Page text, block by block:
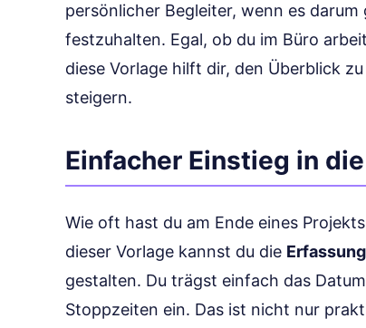
persönlicher Begleiter, wenn es
festzuhalten. Egal, ob du im Büro
diese Vorlage hilft dir, den Überblick
steigern.
Einfacher Einstieg in
Wie oft hast du am Ende eines
dieser Vorlage kannst du die
gestalten. Du trägst einfach das
Stoppzeiten ein. Das ist nicht nur